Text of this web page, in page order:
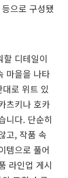
으로 구성됐
할 디테일이
마을을 나타
로 위트 있
츠키나 호카
니다. 단순히
고, 작품 속
템으로 풀어
라인업 게시